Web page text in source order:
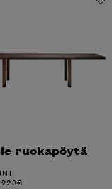
ruokapöytä
€